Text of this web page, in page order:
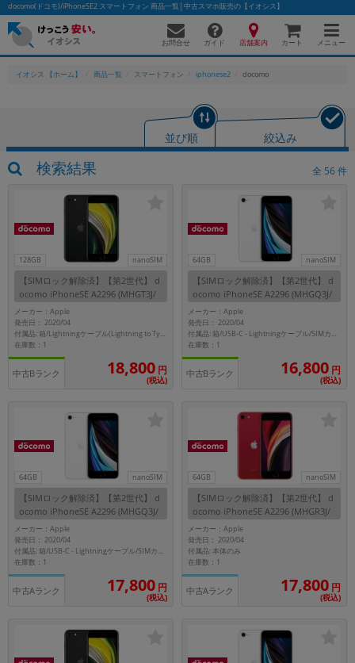
docomo(ドコモ)/iPhoneSE2 スマートフォン 商品一覧│中古スマホ販売の【イオシス】
お問合せ ガイド 店舗案内 カート メニュー
イオシス 【ホーム】 商品一覧 スマートフォン iphonese2 docomo
並び順 絞込み
検索結果 全 56件
128GB nanoSIM
【SIMロック解除済】【第2世代】 d
ocomo iPhoneSE A2296 (MHGT3J/
A) 128GB ブラック
メーカー：Apple
発売日： 2020/04
付属品: 箱/Lightningケーブル(Lightning to Type-C)/SIMカードツール/マニュアル
在庫数：1
中古Bランク 18,800 円
(税込)
64GB nanoSIM
【SIMロック解除済】【第2世代】 d
ocomo iPhoneSE A2296 (MHGQ3J/
A) 64GB ホワイト
メーカー：Apple
発売日： 2020/04
付属品: 箱/USB-C - Lightningケーブル/SIMカードツール/マニュアル
在庫数：1
中古Bランク 16,800 円
(税込)
64GB nanoSIM
【SIMロック解除済】【第2世代】 d
ocomo iPhoneSE A2296 (MHGQ3J/
A) 64GB ホワイト
メーカー：Apple
発売日： 2020/04
付属品: 箱/USB-C - Lightningケーブル/SIMカードツール/マニュアル
在庫数：1
中古Aランク 17,800 円
(税込)
64GB nanoSIM
【SIMロック解除済】【第2世代】 d
ocomo iPhoneSE A2296 (MHGR3J/
A) 64GB (PRODUCT)RED
メーカー：Apple
発売日： 2020/04
付属品: 本体のみ
在庫数：1
中古Aランク 17,800 円
(税込)
かんたんパソコン検索に切り替える
フリーワード
Let's noteEliteBook
商品ジャンルの絞り込み
「スマートフォン」「タブレット」など
シリーズ
商品シリーズ名・ブランド名の絞り込み。
「iPhone」「Xperia」「Galaxy」など
「Apple」「SONY」「SHARP」など
機能・特徴
商品の搭載機能による絞り込み
「5G対応」「防水」「ワンセグ」など
ドライブ
ランク
商品状態の絞り込み
「新品」「未使用」「中古」など
OS